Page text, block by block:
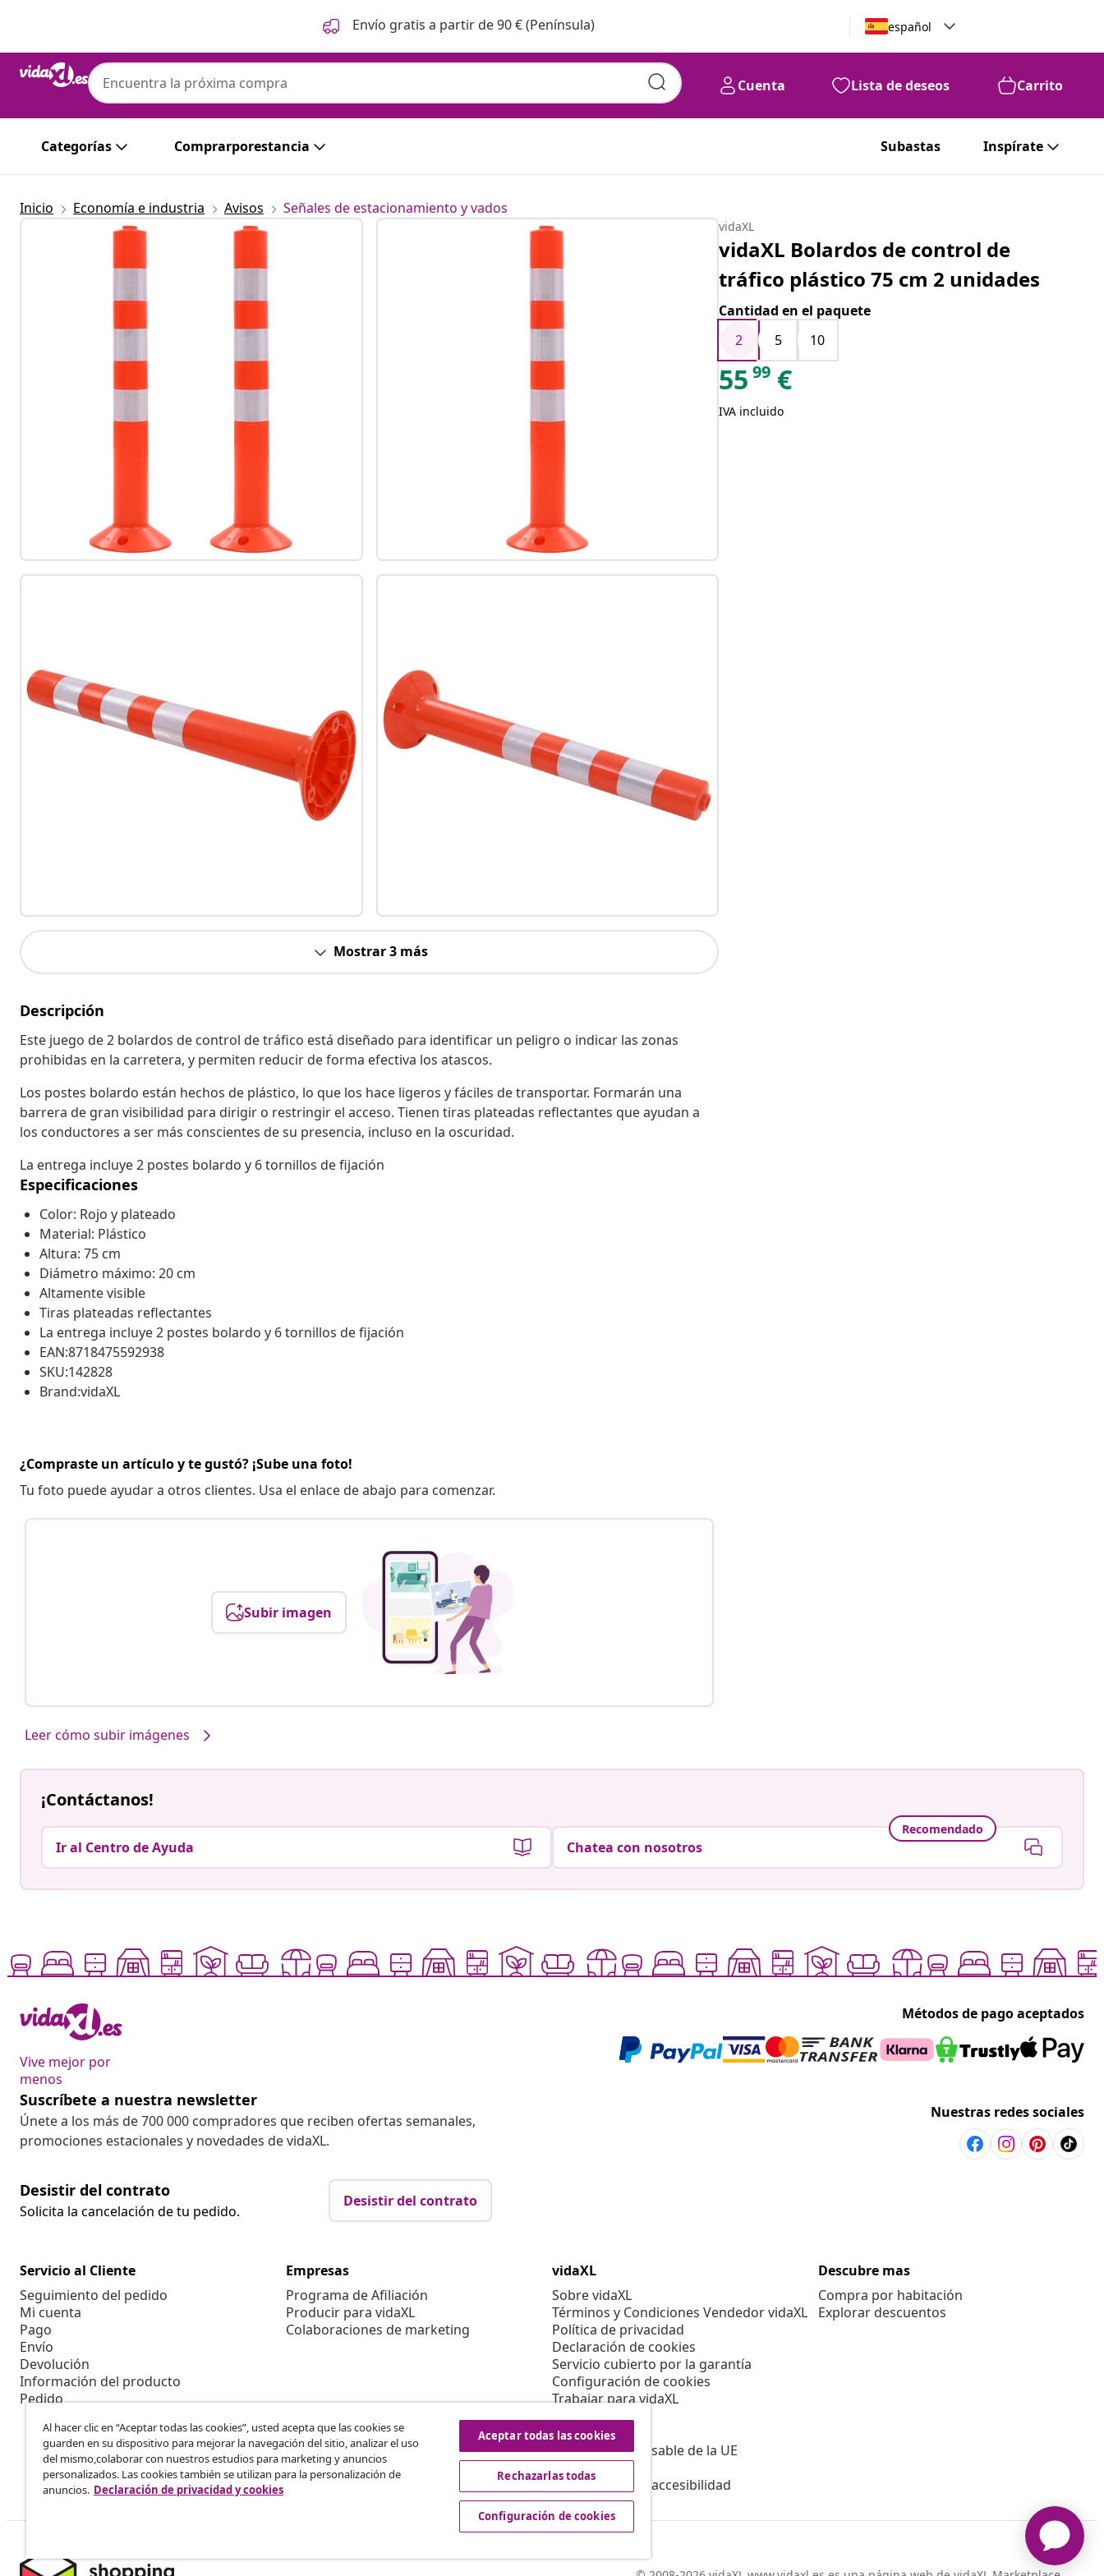
Envío gratis a partir de 90 € (Península) español
Cuenta Lista de deseos Carrito
Categorías Comprarporestancia Subastas Inspírate
Inicio Economía e industria Avisos Señales de estacionamiento y vados
Mostrar 3 más
Descripción
Este juego de 2 bolardos de control de tráfico está diseñado para identificar un peligro o indicar las zonas
prohibidas en la carretera, y permiten reducir de forma efectiva los atascos.
Los postes bolardo están hechos de plástico, lo que los hace ligeros y fáciles de transportar. Formarán una
barrera de gran visibilidad para dirigir o restringir el acceso. Tienen tiras plateadas reflectantes que ayudan a
los conductores a ser más conscientes de su presencia, incluso en la oscuridad.
La entrega incluye 2 postes bolardo y 6 tornillos de fijación
Especificaciones
Color: Rojo y plateado
Material: Plástico
Altura: 75 cm
Diámetro máximo: 20 cm
Altamente visible
Tiras plateadas reflectantes
La entrega incluye 2 postes bolardo y 6 tornillos de fijación
EAN:8718475592938
SKU:142828
Brand:vidaXL
¿Compraste un artículo y te gustó? ¡Sube una foto!
Tu foto puede ayudar a otros clientes. Usa el enlace de abajo para comenzar.
Subir imagen
Leer cómo subir imágenes
vidaXL
vidaXL Bolardos de control de
tráfico plástico 75 cm 2 unidades
Cantidad en el paquete
2
5 10
55 99 €
IVA incluido
¡Contáctanos!
Ir al Centro de Ayuda
Recomendado
Chatea con nosotros
Vive mejor por
menos
Métodos de pago aceptados
Suscríbete a nuestra newsletter
Únete a los más de 700 000 compradores que reciben ofertas semanales,
promociones estacionales y novedades de vidaXL.
Nuestras redes sociales
Desistir del contrato
Solicita la cancelación de tu pedido.
Desistir del contrato
Servicio al Cliente
Seguimiento del pedido
Mi cuenta
Pago
Envío
Devolución
Información del producto
Pedido
Empresas
Programa de Afiliación
Producir para vidaXL
Colaboraciones de marketing
vidaXL
Sobre vidaXL
Términos y Condiciones Vendedor vidaXL
Política de privacidad
Declaración de cookies
Servicio cubierto por la garantía
Configuración de cookies
Trabajar para vidaXL
Aviso legal
Seguridad
Persona responsable de la UE
Política de EPR
Información de accesibilidad
Descubre mas
Compra por habitación
Explorar descuentos
Al hacer clic en “Aceptar todas las cookies”, usted acepta que las cookies se
guarden en su dispositivo para mejorar la navegación del sitio, analizar el uso
del mismo,colaborar con nuestros estudios para marketing y anuncios
personalizados. Las cookies también se utilizan para la personalización de
anuncios. Declaración de privacidad y cookies
Aceptar todas las cookies
Rechazarlas todas
Configuración de cookies